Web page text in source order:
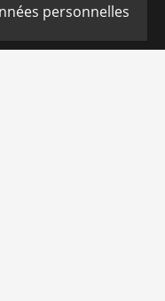
personnelles